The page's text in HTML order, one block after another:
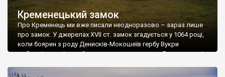
Кременецький замок
Про Кременець ми вже писали неодноразово – зараз лише
про замок. У джерелах XVII ст. замок згадується у 1064 році,
коли боярин з роду Денисків-Мокошеїв гербу Вукри
добровільно віддав його польському королю Болеславові
ст. Відомо, що у 1226 році він витримав облогу військ